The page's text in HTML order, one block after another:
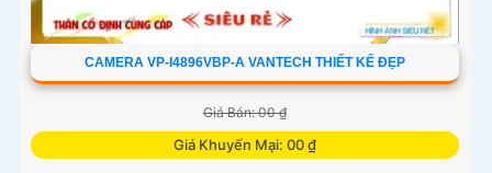
CAMERA VP-I4896VBP-A VANTECH THIẾT KẾ ĐẸP
Giá Bán: 00 ₫
Giá Khuyến Mại: 00 ₫